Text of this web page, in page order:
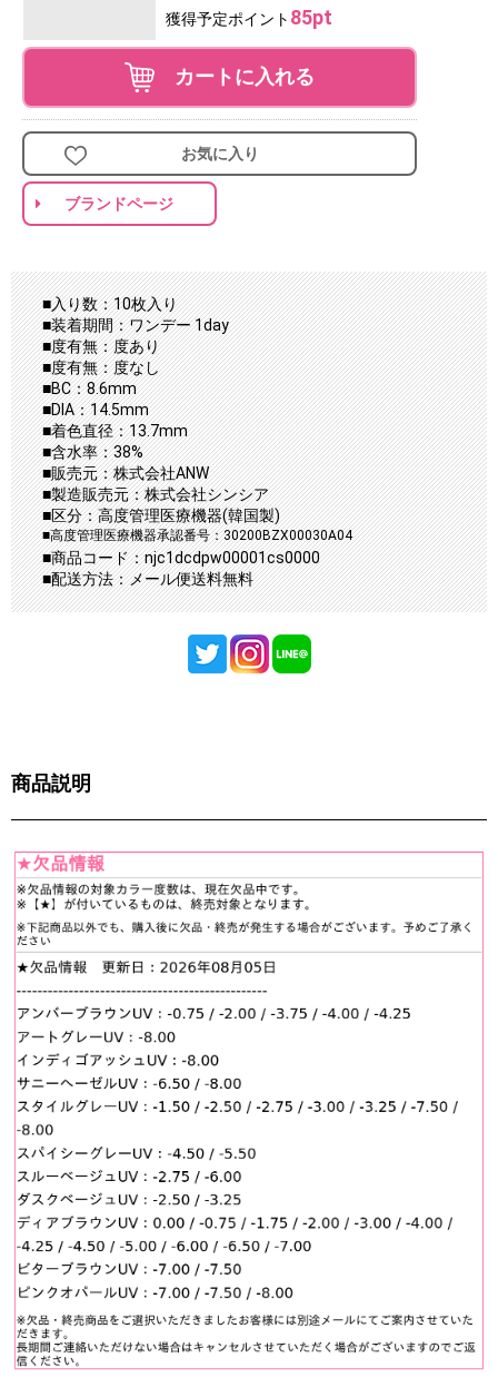
獲得予定ポイント 85pt
カートに入れる
お気に入り
ブランドページ
■入り数：10枚入り
■装着期間：ワンデー 1day
■度有無：度あり
■度有無：度なし
■BC：8.6mm
■DIA：14.5mm
■着色直径：13.7mm
■含水率：38%
■販売元：株式会社ANW
■製造販売元：株式会社シンシア
■区分：高度管理医療機器(韓国製)
■高度管理医療機器承認番号：30200BZX00030A04
■商品コード：njc1dcdpw00001cs0000
■配送方法：メール便送料無料
商品説明